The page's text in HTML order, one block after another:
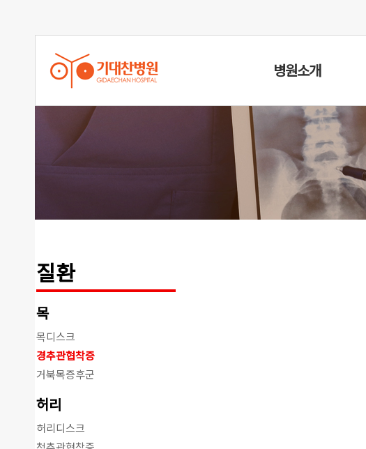
병원소개
질환
목
목디스크
경추관협착증
거북목증후군
허리
허리디스크